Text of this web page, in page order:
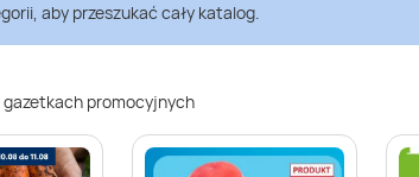
aby przeszukać cały katalog.
promocyjnych